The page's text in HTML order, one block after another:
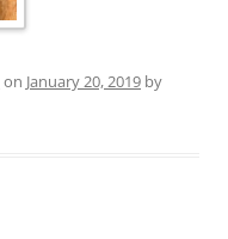
on January 20, 2019 by